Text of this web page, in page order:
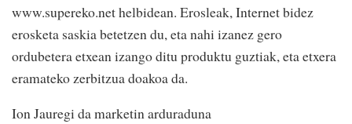
www.supereko.net helbidean. Erosleak, Internet bidez
erosketa saskia betetzen du, eta nahi izanez gero
ordubetera etxean izango ditu produktu guztiak, eta etxera
eramateko zerbitzua doakoa da.
Ion Jauregi da marketin arduraduna